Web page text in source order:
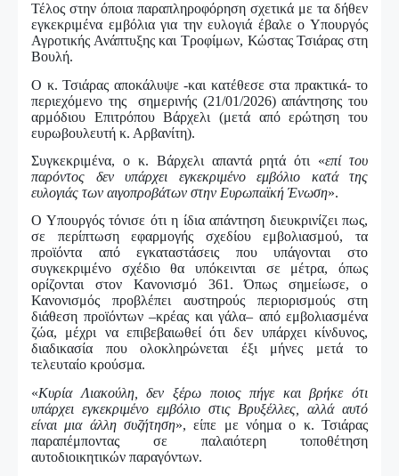
Τέλος στην όποια παραπληροφόρηση σχετικά με τα δήθεν
εγκεκριμένα εμβόλια για την ευλογιά έβαλε ο Υπουργός
Αγροτικής Ανάπτυξης και Τροφίμων, Κώστας Τσιάρας στη
Βουλή.
Ο κ. Τσιάρας αποκάλυψε -και κατέθεσε στα πρακτικά- το
περιεχόμενο της σημερινής (21/01/2026) απάντησης του
αρμόδιου Επιτρόπου Βάρχελι (μετά από ερώτηση του
ευρωβουλευτή κ. Αρβανίτη).
Συγκεκριμένα, ο κ. Βάρχελι απαντά ρητά ότι «επί του
παρόντος δεν υπάρχει εγκεκριμένο εμβόλιο κατά της
ευλογιάς των αιγοπροβάτων στην Ευρωπαϊκή Ένωση».
Ο Υπουργός τόνισε ότι η ίδια απάντηση διευκρινίζει πως,
σε περίπτωση εφαρμογής σχεδίου εμβολιασμού, τα
προϊόντα από εγκαταστάσεις που υπάγονται στο
συγκεκριμένο σχέδιο θα υπόκεινται σε μέτρα, όπως
ορίζονται στον Κανονισμό 361. Όπως σημείωσε, ο
Κανονισμός προβλέπει αυστηρούς περιορισμούς στη
διάθεση προϊόντων –κρέας και γάλα– από εμβολιασμένα
ζώα, μέχρι να επιβεβαιωθεί ότι δεν υπάρχει κίνδυνος,
διαδικασία που ολοκληρώνεται έξι μήνες μετά το
τελευταίο κρούσμα.
«Κυρία Λιακούλη, δεν ξέρω ποιος πήγε και βρήκε ότι
υπάρχει εγκεκριμένο εμβόλιο στις Βρυξέλλες, αλλά αυτό
είναι μια άλλη συζήτηση», είπε με νόημα ο κ. Τσιάρας
παραπέμποντας σε παλαιότερη τοποθέτηση
αυτοδιοικητικών παραγόντων.